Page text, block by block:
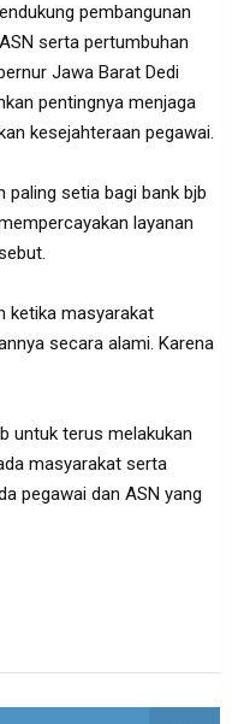
pembangunan
serta pertumbuhan
Jawa Barat Dedi
pentingnya menjaga
kesejahteraan pegawai.
paling setia bagi bank bjb
layanan
ketika masyarakat
secara alami. Karena
untuk terus melakukan
masyarakat serta
pegawai dan ASN yang